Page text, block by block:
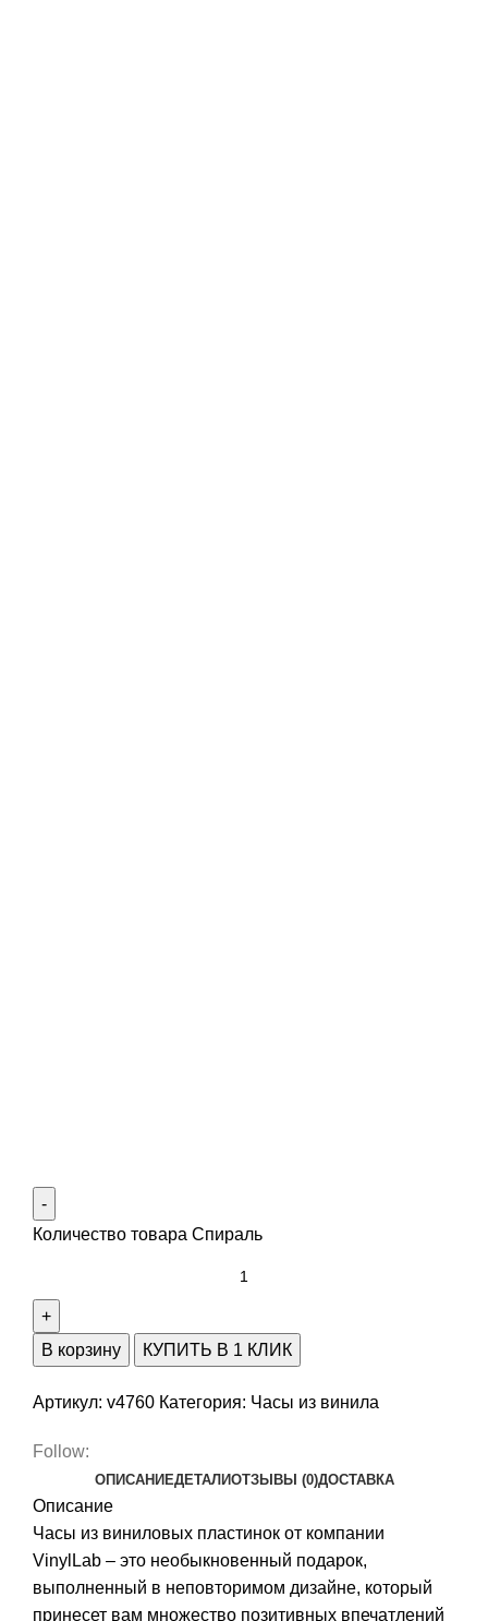
Количество товара Спираль
В корзину КУПИТЬ В 1 КЛИК
Артикул: v4760 Категория: Часы из винила
Follow:
ОПИСАНИЕДЕТАЛИОТЗЫВЫ (0)ДОСТАВКА
Описание
Часы из виниловых пластинок от компании
VinylLab – это необыкновенный подарок,
выполненный в неповторимом дизайне, который
принесет вам множество позитивных впечатлений